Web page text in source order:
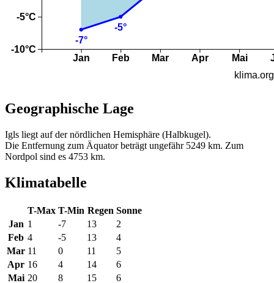
Geographische Lage
Igls liegt auf der nördlichen Hemisphäre (Halbkugel).
Die Entfernung zum Äquator beträgt ungefähr 5249 km. Zum
Nordpol sind es 4753 km.
Klimatabelle
T-Max T-Min Regen Sonne
Jan 1 -7 13
2
Feb 4 -5 13
4
Mar 11 0 11
5
Apr 16 4 14
6
Mai 20 8 15 6